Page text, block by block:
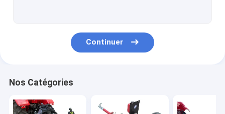
Continuer
Nos Catégories